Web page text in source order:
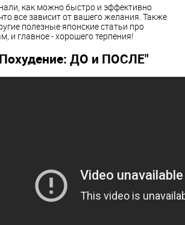
как можно быстро и эффективно
все зависит от вашего желания. Также
полезные японские статьи про
и главное - хорошего терпения!
ДО и ПОСЛЕ"